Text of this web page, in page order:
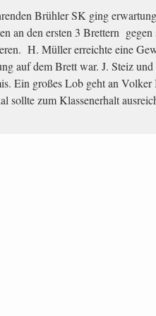
Brühler SK ging
an den ersten 3 Brettern
H. Müller erreichte eine
auf dem Brett war. J. Steiz
Ein großes Lob geht an
sollte zum Klassenerhalt